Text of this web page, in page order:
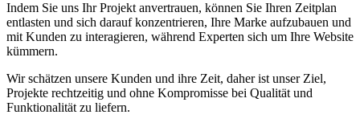
Indem Sie uns Ihr Projekt anvertrauen, können Sie Ihren Zeitplan
entlasten und sich darauf konzentrieren, Ihre Marke aufzubauen und
mit Kunden zu interagieren, während Experten sich um Ihre Website
kümmern.
Wir schätzen unsere Kunden und ihre Zeit, daher ist unser Ziel,
Projekte rechtzeitig und ohne Kompromisse bei Qualität und
Funktionalität zu liefern.